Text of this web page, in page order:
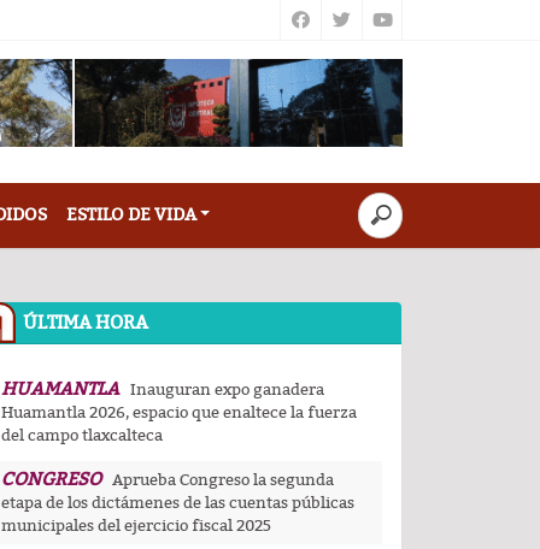
ESTILO DE VIDA
ÚLTIMA HORA
HUAMANTLA Inauguran expo ganadera
Huamantla 2026, espacio que enaltece la fuerza
del campo tlaxcalteca
CONGRESO Aprueba Congreso la segunda
etapa de los dictámenes de las cuentas públicas
municipales del ejercicio fiscal 2025